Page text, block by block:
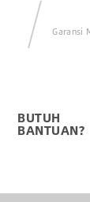
Garansi
BUTUH
BANTUAN?